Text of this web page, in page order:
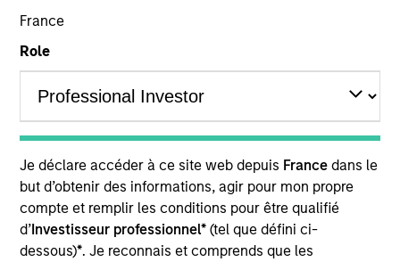
France
Role
Je déclare accéder à ce site web depuis France dans le
but d’obtenir des informations, agir pour mon propre
compte et remplir les conditions pour être qualifié
d’Investisseur professionnel*(tel que défini ci-
dessous)*. Je reconnais et comprends que les
Insights
Overview
fundamental core approach that seeks to invest in small
to mid-cap companies in strong financial condition with
equities priced below our fair value estimate.